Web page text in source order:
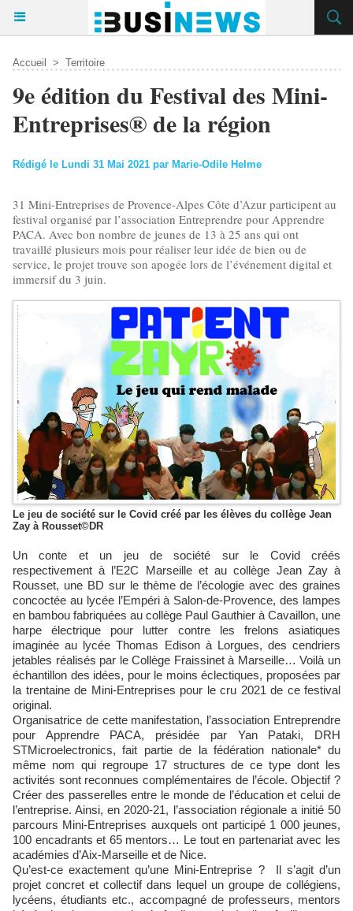
Accueil > Territoire
9e édition du Festival des Mini-
Entreprises® de la région
Rédigé le Lundi 31 Mai 2021 par Marie-Odile Helme
31 Mini-Entreprises de Provence-Alpes Côte d’Azur participent au
festival organisé par l’association Entreprendre pour Apprendre
PACA. Avec bon nombre de jeunes de 13 à 25 ans qui ont
travaillé plusieurs mois pour réaliser leur idée de bien ou de
service, le projet trouve son apogée lors de l’événement digital et
immersif du 3 juin.
Le jeu de société sur le Covid créé par les élèves du collège Jean
Zay à Rousset©DR
Un conte et un jeu de société sur le Covid créés
respectivement à l’E2C Marseille et au collège Jean Zay à
Rousset, une BD sur le thème de l’écologie avec des graines
concoctée au lycée l’Empéri à Salon-de-Provence, des lampes
en bambou fabriquées au collège Paul Gauthier à Cavaillon, une
harpe électrique pour lutter contre les frelons asiatiques
imaginée au lycée Thomas Edison à Lorgues, des cendriers
jetables réalisés par le Collège Fraissinet à Marseille… Voilà un
échantillon des idées, pour le moins éclectiques, proposées par
la trentaine de Mini-Entreprises pour le cru 2021 de ce festival
original.
Organisatrice de cette manifestation, l’association Entreprendre
pour Apprendre PACA, présidée par Yan Pataki, DRH
STMicroelectronics, fait partie de la fédération nationale* du
même nom qui regroupe 17 structures de ce type dont les
activités sont reconnues complémentaires de l’école. Objectif ?
Créer des passerelles entre le monde de l’éducation et celui de
l’entreprise. Ainsi, en 2020-21, l’association régionale a initié 50
parcours Mini-Entreprises auxquels ont participé 1 000 jeunes,
100 encadrants et 65 mentors… Le tout en partenariat avec les
académies d’Aix-Marseille et de Nice.
Qu’est-ce exactement qu’une Mini-Entreprise ? Il s’agit d’un
projet concret et collectif dans lequel un groupe de collégiens,
lycéens, étudiants etc., accompagné de professeurs, mentors